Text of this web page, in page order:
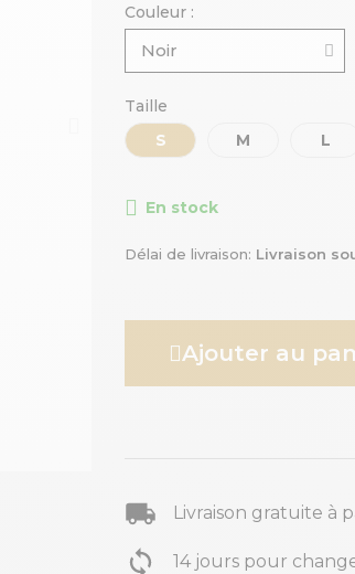
Couleur :
Taille
S
M L
En stock
Délai de livraison Livraison
Ajouter au
Livraison gratuite à
14 jours pour